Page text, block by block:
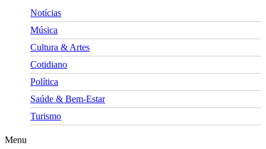
Notícias
Música
Cultura & Artes
Cotidiano
Política
Saúde & Bem-Estar
Turismo
Menu